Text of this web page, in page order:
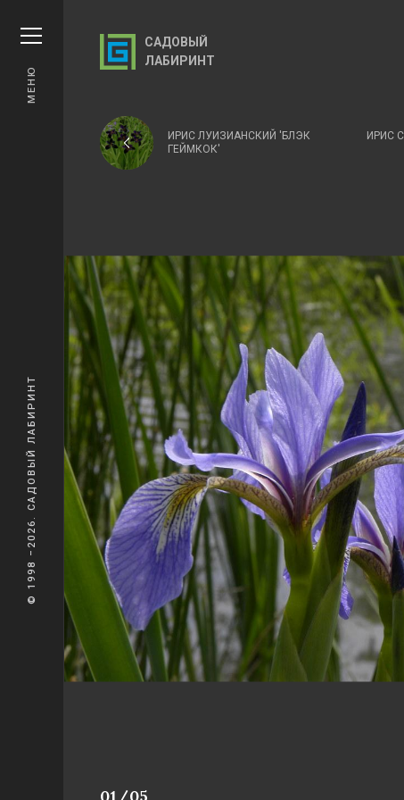
САДОВЫЙ
ЛАБИРИНТ
ИРИС ЛУИЗИАНСКИЙ 'БЛЭК
ГЕЙМКОК'
ИРИС
© 1998 –2026. САДОВЫЙ ЛАБИРИНТ
МЕНЮ